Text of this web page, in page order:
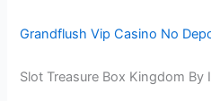
Grandflush Vip Casino No
Slot Treasure Box Kingdom By